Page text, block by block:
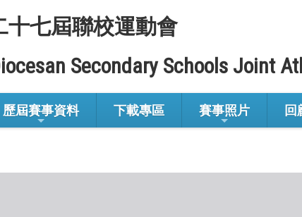
十七屆聯校運動會
Secondary Schools Joint
歷屆賽事資料 下載專區 賽事照片 回